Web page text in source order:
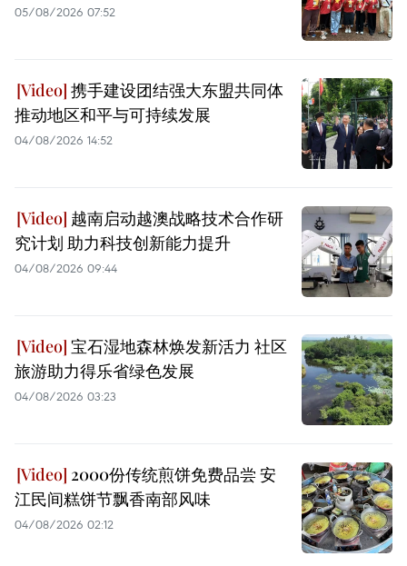
05/08/2026 07:52
携手建设团结强大东盟共同体
推动地区和平与可持续发展
04/08/2026 14:52
越南启动越澳战略技术合作研
究计划 助力科技创新能力提升
04/08/2026 09:44
宝石湿地森林焕发新活力 社区
旅游助力得乐省绿色发展
04/08/2026 03:23
2000份传统煎饼免费品尝 安
江民间糕饼节飘香南部风味
04/08/2026 02:12